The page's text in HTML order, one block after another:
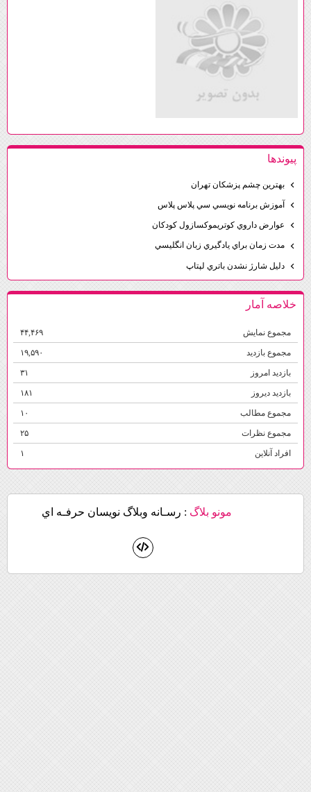
پيوندها
بهترين چشم پزشكان تهران
آموزش برنامه نويسي سي پلاس پلاس
عوارض داروي كوتريموكسازول كودكان
مدت زمان براي يادگيري زبان انگليسي
دليل شارژ نشدن باتري لپتاپ
خلاصه آمار
مجموع نمایش‌ ۴۴,۴۶۹
مجموع بازدید ۱۹,۵۹۰
بازدید امروز
بازدید دیروز ۱۸۱
مجموع مطالب
مجموع نظرات
افراد آنلاین
مونو بلاگ: رسـانه وبلاگ نويسان حرفـه اي